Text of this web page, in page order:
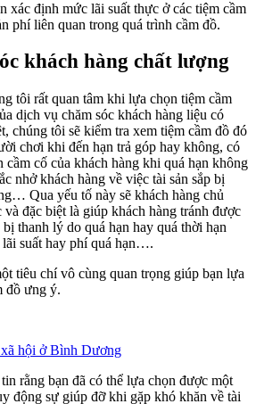
xác định mức lãi suất thực ở các tiệm cầm
phí liên quan trong quá trình cầm đồ.
khách hàng chất lượng
tôi rất quan tâm khi lựa chọn tiệm cầm
dịch vụ chăm sóc khách hàng liệu có
chúng tôi sẽ kiểm tra xem tiệm cầm đồ đó
chơi khi đến hạn trả góp hay không, có
cầm cố của khách hàng khi quá hạn không
nhở khách hàng về việc tài sản sắp bị
Qua yếu tố này sẽ khách hàng chủ
đặc biệt là giúp khách hàng tránh được
thanh lý do quá hạn hay quá thời hạn
suất hay phí quá hạn….
tiêu chí vô cùng quan trọng giúp bạn lựa
đồ ưng ý.
hội ở Bình Dương
rằng bạn đã có thể lựa chọn được một
động sự giúp đỡ khi gặp khó khăn về tài